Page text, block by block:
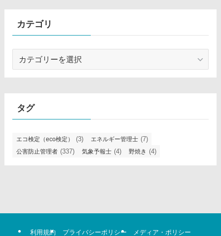
カテゴリ
タグ
エコ検定（eco検定） (3) エネルギー管理士 (7)
公害防止管理者 (337) 気象予報士 (4) 野焼き (4)
利用規約 プライバシーポリシー メディア・ポリシー